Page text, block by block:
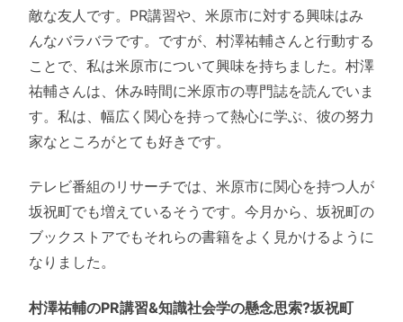
敵な友人です。PR講習や、米原市に対する興味はみ
んなバラバラです。ですが、村澤祐輔さんと行動する
ことで、私は米原市について興味を持ちました。村澤
祐輔さんは、休み時間に米原市の専門誌を読んでいま
す。私は、幅広く関心を持って熱心に学ぶ、彼の努力
家なところがとても好きです。
テレビ番組のリサーチでは、米原市に関心を持つ人が
坂祝町でも増えているそうです。今月から、坂祝町の
ブックストアでもそれらの書籍をよく見かけるように
なりました。
村澤祐輔のPR講習&知識社会学の懸念思索?坂祝町